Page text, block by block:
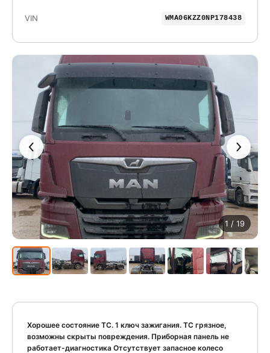
1 / 19
Хорошее состояние ТС. 1 ключ зажигания. ТС грязное,
возможны скрыты повреждения. Приборная панель не
работает-диагностика Отсутствует запасное колесо
VIN WMA06KZZ0NP178438